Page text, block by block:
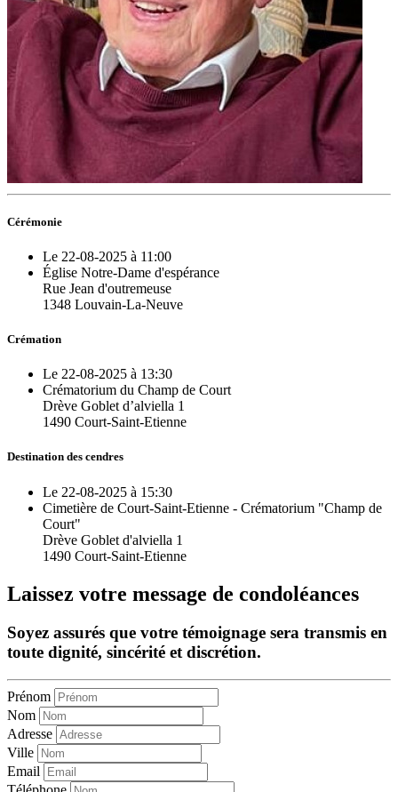
Cérémonie
Le 22-08-2025 à 11:00
Église Notre-Dame d'espérance
Rue Jean d'outremeuse
1348 Louvain-La-Neuve
Crémation
Le 22-08-2025 à 13:30
Crématorium du Champ de Court
Drève Goblet d’alviella 1
1490 Court-Saint-Etienne
Destination des cendres
Le 22-08-2025 à 15:30
Cimetière de Court-Saint-Etienne - Crématorium "Champ de
Court"
Drève Goblet d'alviella 1
1490 Court-Saint-Etienne
Laissez votre message de condoléances
Soyez assurés que votre témoignage sera transmis en
toute dignité, sincérité et discrétion.
Prénom
Nom
Adresse
Ville
Email